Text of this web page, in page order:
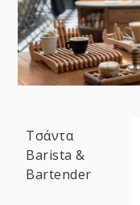
Τσάντα
Barista &
Bartender